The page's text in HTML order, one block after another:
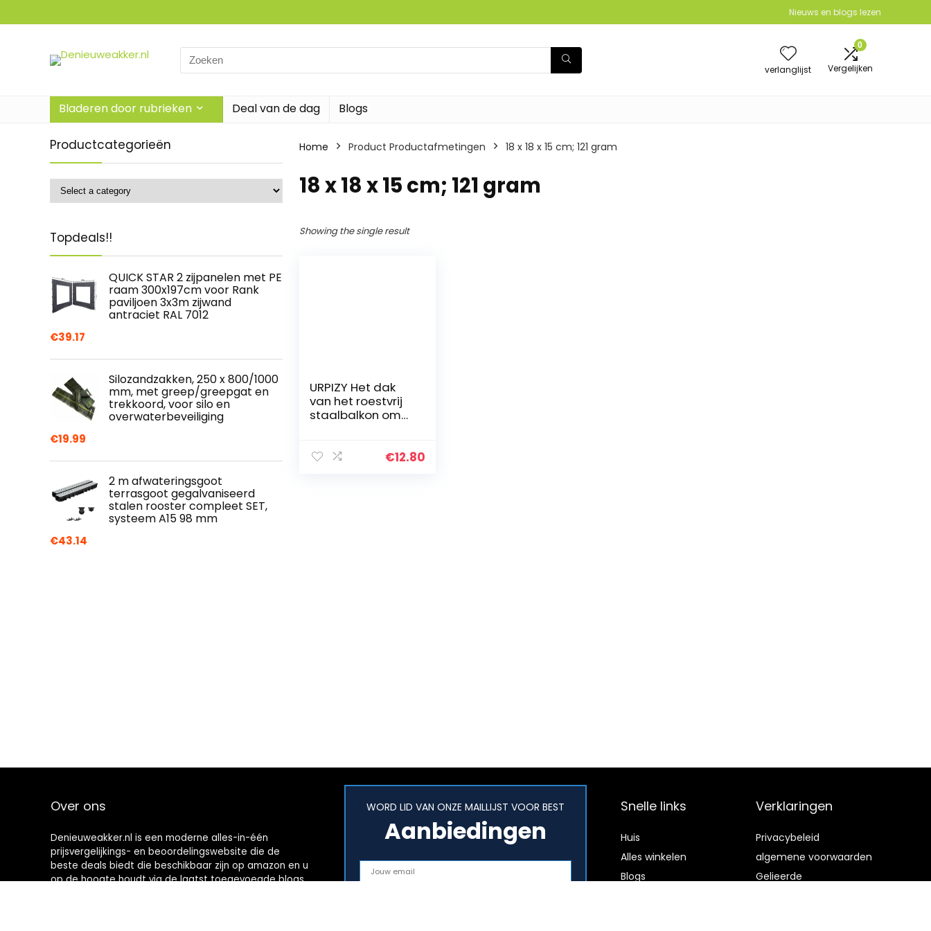
Nieuws en blogs lezen
Search
for:
verlanglijst
0
Vergelijken
Bladeren door rubrieken Deal van de dag Blogs
Productcategorieën
Topdeals!!
QUICK STAR 2 zijpanelen met PE
raam 300x197cm voor Rank
paviljoen 3x3m zijwand
antraciet RAL 7012
€39.17
Silozandzakken, 250 x 800/1000
mm, met greep/greepgat en
trekkoord, voor silo en
overwaterbeveiliging
€19.99
2 m afwateringsgoot
terrasgoot gegalvaniseerd
stalen rooster compleet SET,
systeem A15 98 mm
€43.14
Home Product Productafmetingen ‎18 x 18 x 15 cm; 121 gram
‎18 x 18 x 15 cm; 121 gram
Showing the single result
URPIZY Het dak
van het roestvrij
staalbalkon om
Verplaatsing €12.80
Over ons
Denieuweakker.nl is een moderne alles-in-één
prijsvergelijkings- en beoordelingswebsite die de
beste deals biedt die beschikbaar zijn op amazon en u
op de hoogte houdt via de laatst toegevoegde blogs.
WORD LID VAN ONZE MAILLIJST VOOR BEST
Aanbiedingen
Snelle links
Huis
Alles winkelen
Blogs
Verklaringen
Privacybeleid
algemene voorwaarden
Gelieerde